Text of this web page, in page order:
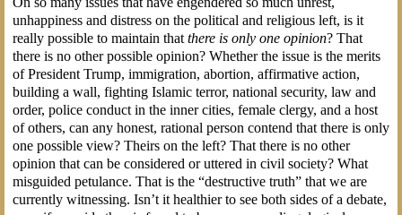
unhappiness and distress on the political and religious left, is it
really possible to maintain that there is only one opinion? That
there is no other possible opinion? Whether the issue is the merits
of President Trump, immigration, abortion, affirmative action,
building a wall, fighting Islamic terror, national security, law and
order, police conduct in the inner cities, female clergy, and a host
of others, can any honest, rational person contend that there is only
one possible view? Theirs on the left? That there is no other
opinion that can be considered or uttered in civil society? What
misguided petulance. That is the “destructive truth” that we are
currently witnessing. Isn’t it healthier to see both sides of a debate,